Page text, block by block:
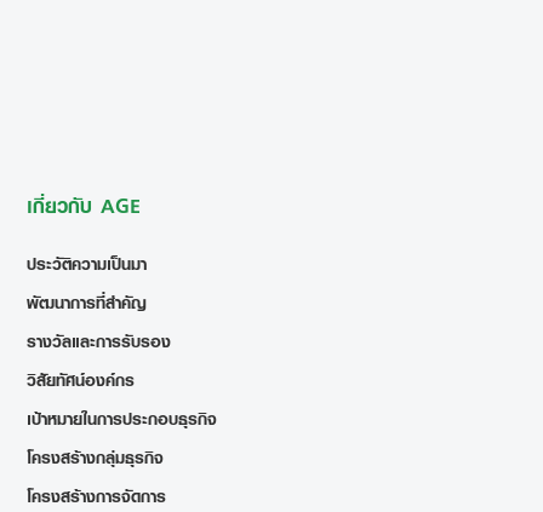
เกี่ยวกับ AGE
ประวัติความเป็นมา
พัฒนาการที่สำคัญ
รางวัลและการรับรอง
วิสัยทัศน์องค์กร
เป้าหมายในการประกอบธุรกิจ
โครงสร้างกลุ่มธุรกิจ
โครงสร้างการจัดการ